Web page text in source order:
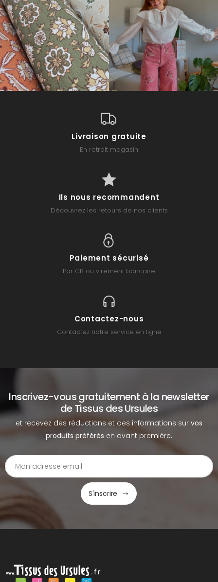
Livraison gratuite
En retrait magasin
Ils nous recommandent
Découvrez les retours de nos clients
Paiement sécurisé
Par CB ou virement bancaire
Contactez-nous
Contactez notre service en ligne
Inscrivez-vous gratuitement à la newsletter
de Tissus des Ursules
et recevez des réductions et des informations sur vos
produits préférés en avant première.
S'inscrire